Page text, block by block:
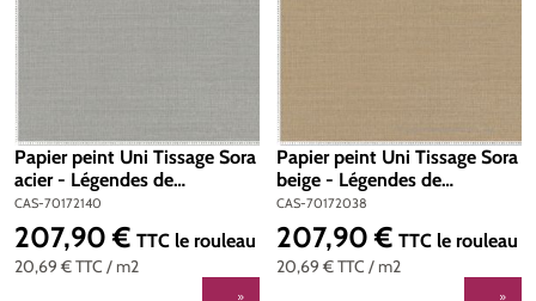
Papier peint Uni Tissage Sora
acier - Légendes de
Casamance | Réf. CAS-
70172140
CAS-70172140
20,69 €TTC / m2
Prix régulier :
207,90 € TTC le rouleau
Papier peint Uni Tissage Sora
beige - Légendes de
Casamance | Réf. CAS-
70172038
CAS-70172038
20,69 €TTC / m2
Prix régulier :
207,90 € TTC le rouleau